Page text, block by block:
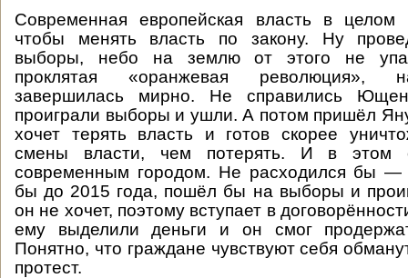
Современная европейская власть в
чтобы менять власть по закону. Ну
выборы, небо на землю от этого не
проклятая «оранжевая революция»,
завершилась мирно. Не справились
проиграли выборы и ушли. А потом пришёл
хочет терять власть и готов скорее
смены власти, чем потерять. И в этом
современным городом. Не расходился бы —
бы до 2015 года, пошёл бы на выборы и
он не хочет, поэтому вступает в
ему выделили деньги и он смог
Понятно, что граждане чувствуют себя
протест.